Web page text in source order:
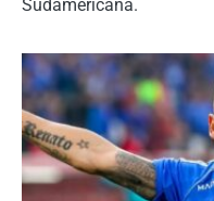
Sudamericana.